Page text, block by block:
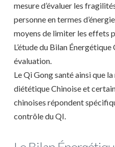
mesure d’évaluer les
personne en termes
moyens de limiter les effets
L’étude du Bilan
évaluation.
Le Qi Gong santé ainsi que
diététique Chinoise et
chinoises répondent
contrôle du QI.